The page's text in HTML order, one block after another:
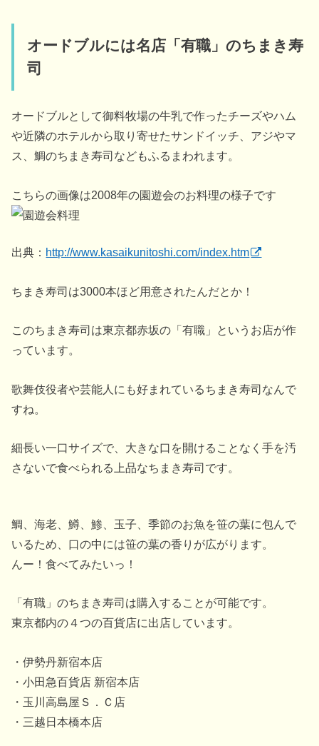
オードブルには名店「有職」のちまき寿
司
オードブルとして御料牧場の牛乳で作ったチーズやハム
や近隣のホテルから取り寄せたサンドイッチ、アジやマ
ス、鯛のちまき寿司などもふるまわれます。
こちらの画像は2008年の園遊会のお料理の様子です
出典： http://www.kasaikunitoshi.com/index.htm
ちまき寿司は3000本ほど用意されたんだとか！
このちまき寿司は東京都赤坂の「有職」というお店が作
っています。
歌舞伎役者や芸能人にも好まれているちまき寿司なんで
すね。
細長い一口サイズで、大きな口を開けることなく手を汚
さないで食べられる上品なちまき寿司です。
鯛、海老、鱒、鯵、玉子、季節のお魚を笹の葉に包んで
いるため、口の中には笹の葉の香りが広がります。
んー！食べてみたいっ！
「有職」のちまき寿司は購入することが可能です。
東京都内の４つの百貨店に出店しています。
・伊勢丹新宿本店
・小田急百貨店 新宿本店
・玉川高島屋Ｓ．Ｃ店
・三越日本橋本店